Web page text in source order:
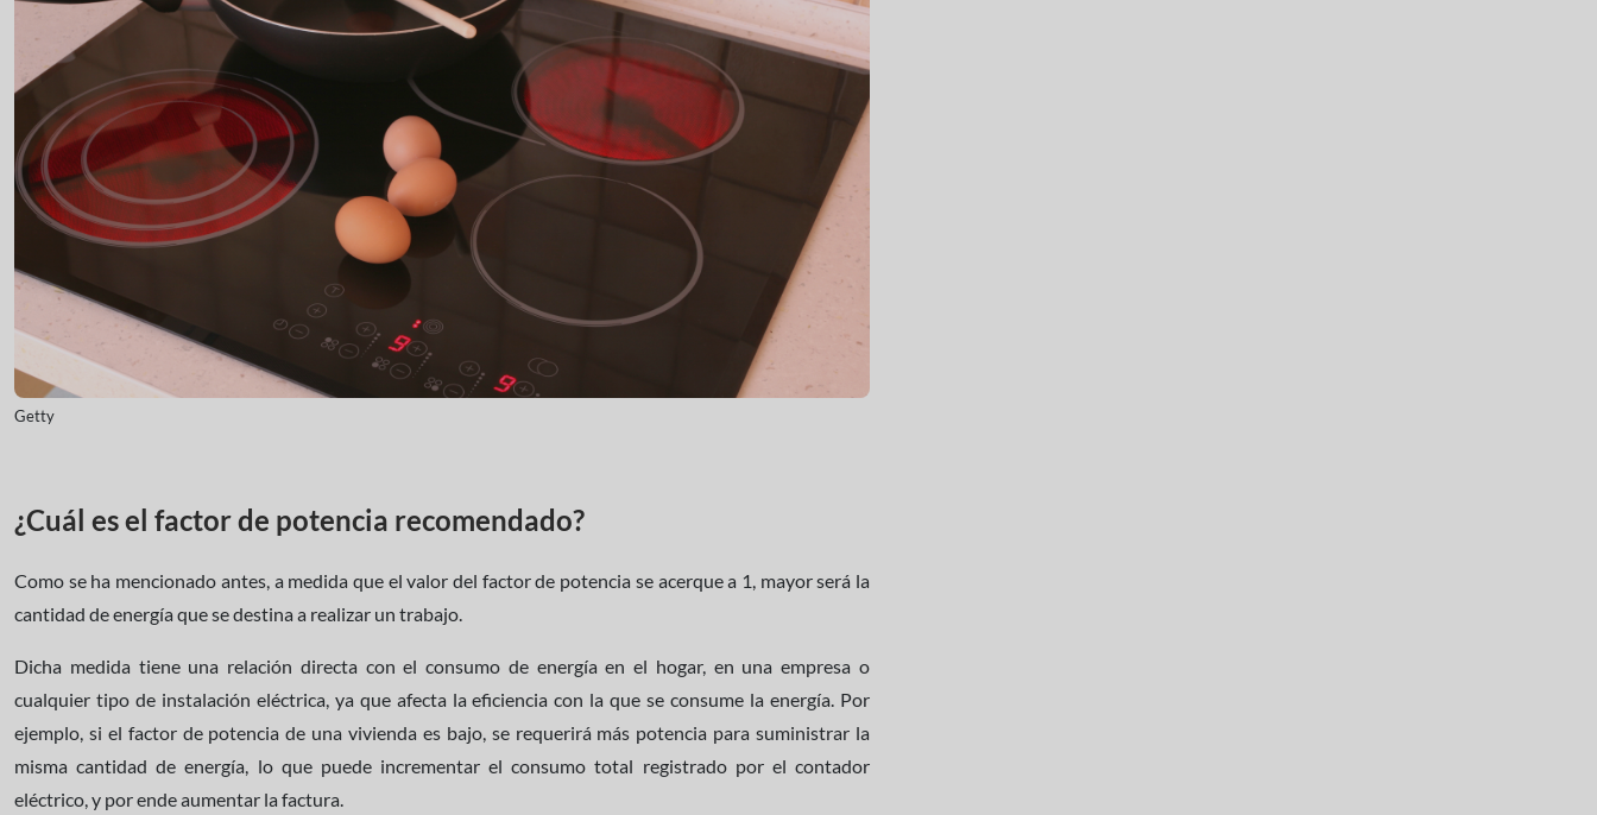
Getty
¿Cuál es el factor de potencia recomendado?
Como se ha mencionado antes, a medida que el valor del factor de potencia se acerque a 1, mayor será la
cantidad de energía que se destina a realizar un trabajo.
Dicha medida tiene una relación directa con el consumo de energía en el hogar, en una empresa o
cualquier tipo de instalación eléctrica, ya que afecta la eficiencia con la que se consume la energía. Por
ejemplo, si el factor de potencia de una vivienda es bajo, se requerirá más potencia para suministrar la
misma cantidad de energía, lo que puede incrementar el consumo total registrado por el contador
eléctrico, y por ende aumentar la factura.